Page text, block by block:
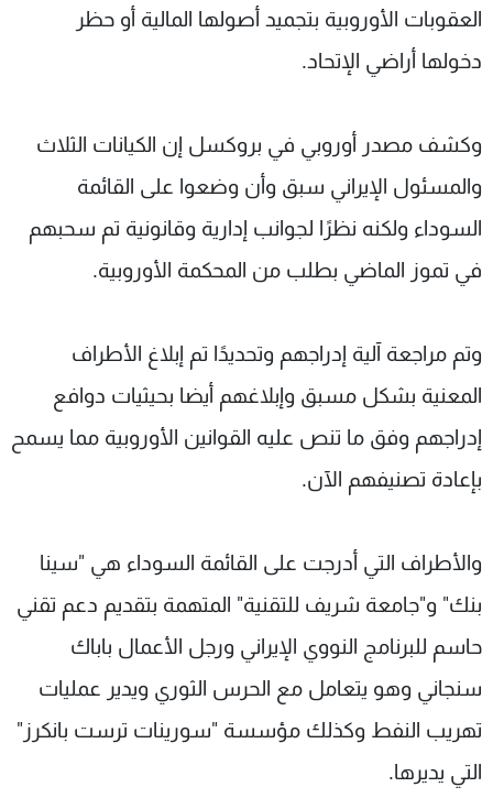
العقوبات الأوروبية بتجميد أصولها المالية أو حظر
دخولها أراضي الإتحاد.
وكشف مصدر أوروبي في بروكسل إن الكيانات الثلاث
والمسئول الإيراني سبق وأن وضعوا على القائمة
السوداء ولكنه نظرًا لجوانب إدارية وقانونية تم سحبهم
في تموز الماضي بطلب من المحكمة الأوروبية.
وتم مراجعة آلية إدراجهم وتحديدًا تم إبلاغ الأطراف
المعنية بشكل مسبق وإبلاغهم أيضا بحيثيات دوافع
إدراجهم وفق ما تنص عليه القوانين الأوروبية مما يسمح
بإعادة تصنيفهم الآن.
والأطراف التي أدرجت على القائمة السوداء هي "سينا
بنك" و"جامعة شريف للتقنية" المتهمة بتقديم دعم تقني
حاسم للبرنامج النووي الإيراني ورجل الأعمال باباك
سنجاني وهو يتعامل مع الحرس الثوري ويدير عمليات
تهريب النفط وكذلك مؤسسة "سورينات ترست بانكرز"
التي يديرها.